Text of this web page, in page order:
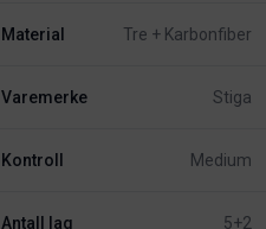
Material Tre + Karbonfiber
Varemerke Stiga
Kontroll Medium
Antall lag 5+2